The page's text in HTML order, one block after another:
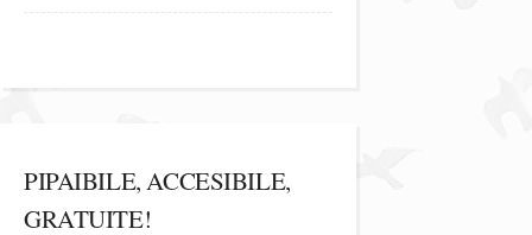
PIPAIBILE, ACCESIBILE,
GRATUITE!